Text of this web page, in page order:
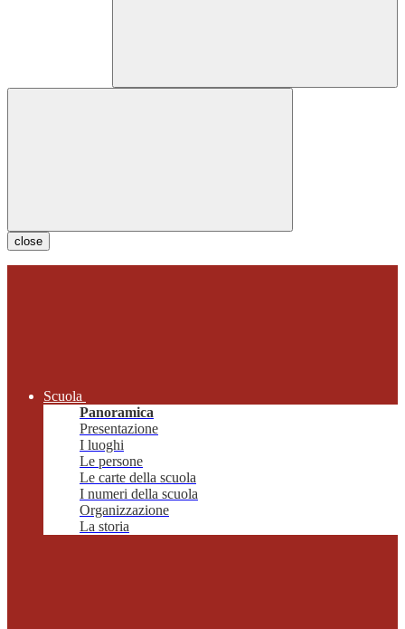
close
Scuola
Panoramica
Presentazione
I luoghi
Le persone
Le carte della scuola
I numeri della scuola
Organizzazione
La storia